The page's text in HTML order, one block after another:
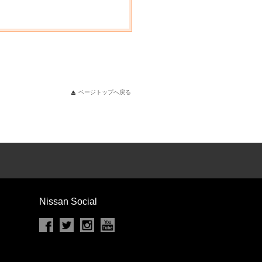
ページトップへ戻る
Nissan Social